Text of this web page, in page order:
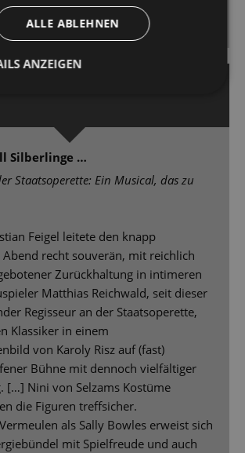
in einer bildgewaltigen
Silberlinge …
Staatsoperette: Ein Musical, das zu
Feigel leitete den knapp
recht souverän, mit reichlich
Zurückhaltung in intimeren
Matthias Reichwald, seit dieser
Regisseur an der Staatsoperette,
Klassiker in einem
von Karoly Risz auf (fast)
Bühne mit dennoch vielfältiger
[…] Nini von Selzams Kostüme
die Figuren treffsicher.
als Sally Bowles erweist sich
mit Spielfreude und auch
ALLE ABLEHNEN
ANZEIGEN